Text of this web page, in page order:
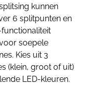
kunnen
6 splitpunten en
soepele
Kies uit 3
(klein, groot of uit)
LED-kleuren.